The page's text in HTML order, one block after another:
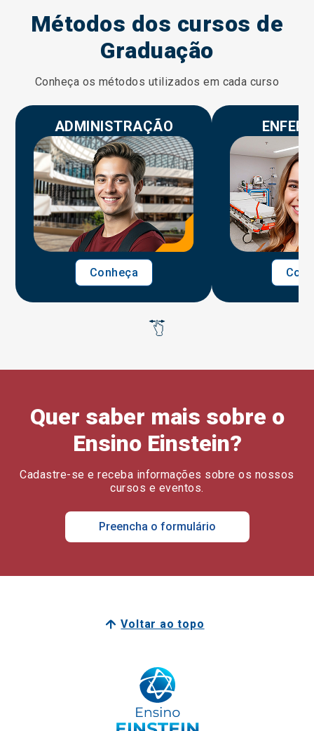
Métodos dos cursos de
Graduação
Conheça os métodos utilizados em cada curso
ADMINISTRAÇÃO
Conheça
Quer saber mais sobre o
Ensino Einstein?
Cadastre-se e receba informações sobre os nossos
cursos e eventos.
Preencha o formulário
Voltar ao topo